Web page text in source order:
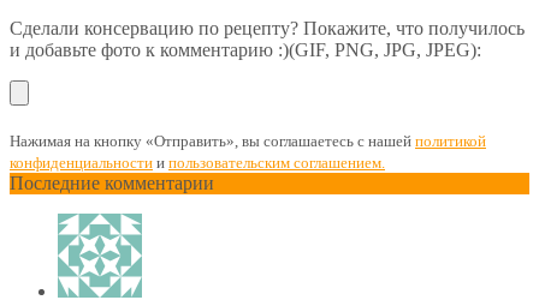
Сделали консервацию по рецепту? Покажите, что получилось
и добавьте фото к комментарию :)(GIF, PNG, JPG, JPEG):
Нажимая на кнопку «Отправить», вы соглашаетесь с нашей политикой
конфиденциальности и пользовательским соглашением.
Последние комментарии